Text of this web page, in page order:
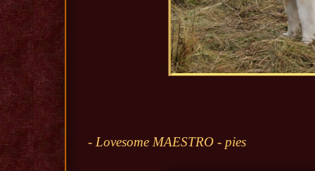
- Lovesome MAESTRO - pies